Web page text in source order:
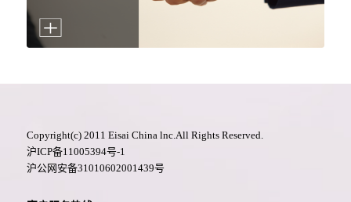
Copyright(c) 2011 Eisai China lnc.All Rights Reserved.
沪ICP备11005394号-1
沪公网安备31010602001439号